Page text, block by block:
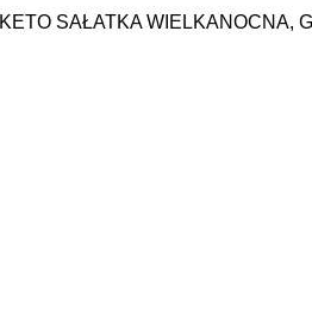
KETO SAŁATKA WIELKANOCNA,